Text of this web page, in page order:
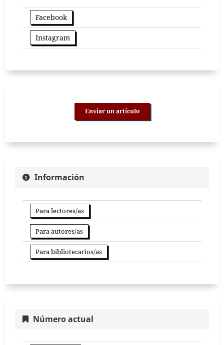
Facebook
Instagram
Enviar un artículo
Información
Para lectores/as
Para autores/as
Para bibliotecarios/as
Número actual